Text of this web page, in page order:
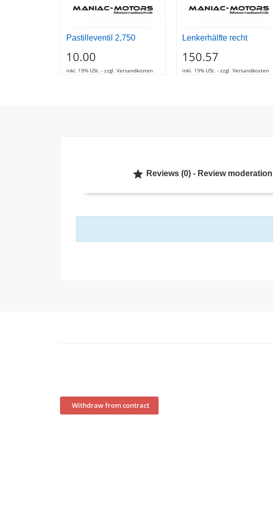
Pastilleventil 2,750
10.00
inkl. 19% USt. - zzgl. Versandkosten
Lenkerhälfte recht
150.57
inkl. 19% USt. - zzgl. Versandkosten
 Reviews (0) - Review moderation
Withdraw from contract